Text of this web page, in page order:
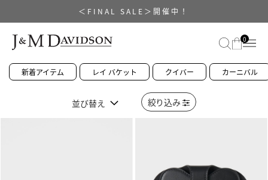
＜FINAL SALE＞開催中！
0
新着アイテム レイ バケット クイバー カーニバル
並び替え 絞り込み